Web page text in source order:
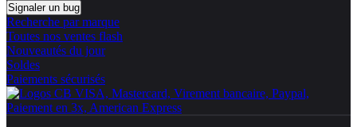
Signaler un bug
Recherche par marque
Toutes nos ventes flash
Nouveautés du jour
Soldes
Paiements sécurisés